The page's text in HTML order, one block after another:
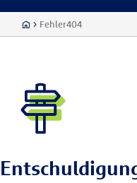
Fehler404